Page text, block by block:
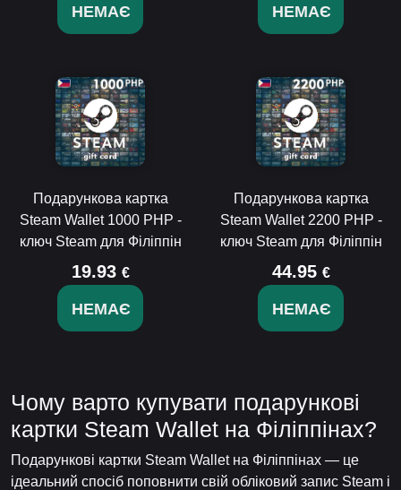
НЕМАЄ НЕМАЄ
Подарункова картка
Steam Wallet 1000 PHP -
ключ Steam для Філіппін
19.93 €
НЕМАЄ
Подарункова картка
Steam Wallet 2200 PHP -
ключ Steam для Філіппін
44.95 €
НЕМАЄ
Чому варто купувати подарункові
картки Steam Wallet на Філіппінах?
Подарункові картки Steam Wallet на Філіппінах — це
ідеальний спосіб поповнити свій обліковий запис Steam і